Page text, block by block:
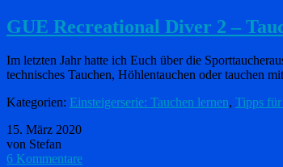
GUE Recreational Diver 2 –
Im letzten Jahr hatte ich Euch über die
technisches Tauchen, Höhlentauchen oder tauchen
Kategorien: Einsteigerserie: Tauchen lernen, Tipps
15. März 2020
von Stefan
6 Kommentare